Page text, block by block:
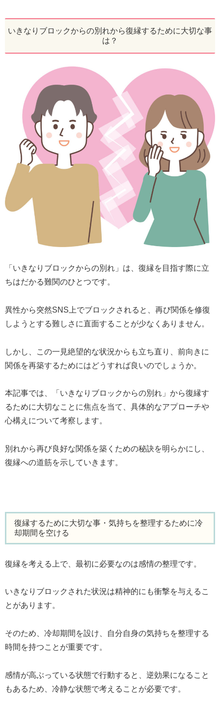
いきなりブロックからの別れから復縁するために大切な事
は？
「いきなりブロックからの別れ」は、復縁を目指す際に立
ちはだかる難関のひとつです。
異性から突然SNS上でブロックされると、再び関係を修復
しようとする難しさに直面することが少なくありません。
しかし、この一見絶望的な状況からも立ち直り、前向きに
関係を再築するためにはどうすれば良いのでしょうか。
本記事では、「いきなりブロックからの別れ」から復縁す
るために大切なことに焦点を当て、具体的なアプローチや
心構えについて考察します。
別れから再び良好な関係を築くための秘訣を明らかにし、
復縁への道筋を示していきます。
復縁するために大切な事・気持ちを整理するために冷
却期間を空ける
復縁を考える上で、最初に必要なのは感情の整理です。
いきなりブロックされた状況は精神的にも衝撃を与えるこ
とがあります。
そのため、冷却期間を設け、自分自身の気持ちを整理する
時間を持つことが重要です。
感情が高ぶっている状態で行動すると、逆効果になること
もあるため、冷静な状態で考えることが必要です。